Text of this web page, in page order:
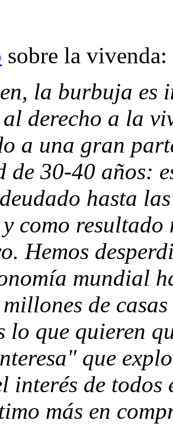
sobre la vivenda:
la burbuja
al derecho a la
a una gran
de 30-40 años:
hasta
como resultado
Hemos
mundial
de
lo que quieren
que
interés de todos
más en